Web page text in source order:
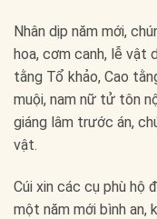
Nhân dịp năm mới,
hoa, cơm canh, lễ vật
tằng Tổ khảo, Cao
muội, nam nữ tử tôn
giáng lâm trước án,
vật.
Cúi xin các cụ phù hộ
một năm mới bình an,